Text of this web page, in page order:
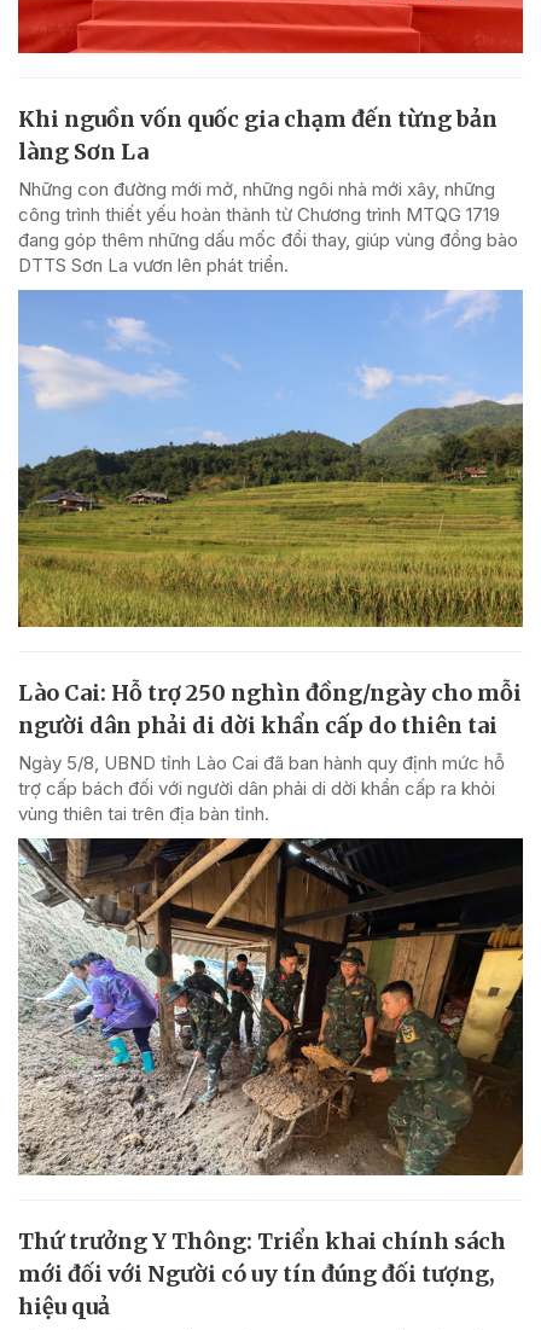
Khi nguồn vốn quốc gia chạm đến từng bản
làng Sơn La
Những con đường mới mở, những ngôi nhà mới xây, những
công trình thiết yếu hoàn thành từ Chương trình MTQG 1719
đang góp thêm những dấu mốc đổi thay, giúp vùng đồng bào
DTTS Sơn La vươn lên phát triển.
Lào Cai: Hỗ trợ 250 nghìn đồng/ngày cho mỗi
người dân phải di dời khẩn cấp do thiên tai
Ngày 5/8, UBND tỉnh Lào Cai đã ban hành quy định mức hỗ
trợ cấp bách đối với người dân phải di dời khẩn cấp ra khỏi
vùng thiên tai trên địa bàn tỉnh.
Thứ trưởng Y Thông: Triển khai chính sách
mới đối với Người có uy tín đúng đối tượng,
hiệu quả